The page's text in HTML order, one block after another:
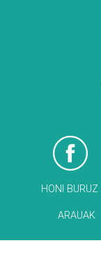
HONI BURUZ
ARAUAK